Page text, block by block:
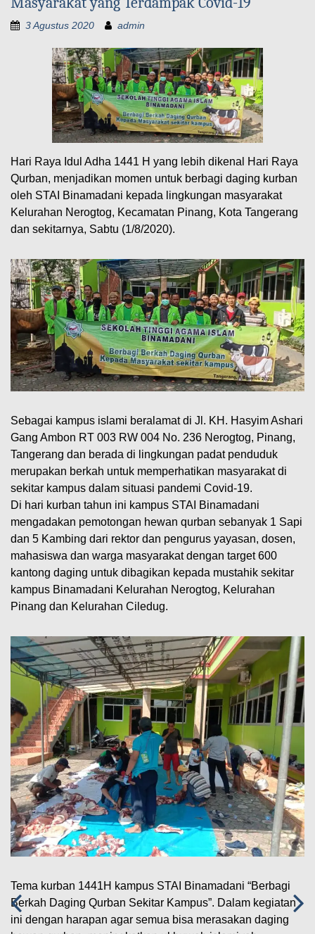
3 Agustus 2020 admin
Hari Raya Idul Adha 1441 H yang lebih dikenal Hari Raya
Qurban, menjadikan momen untuk berbagi daging kurban
oleh STAI Binamadani kepada lingkungan masyarakat
Kelurahan Nerogtog, Kecamatan Pinang, Kota Tangerang
dan sekitarnya, Sabtu (1/8/2020).
Sebagai kampus islami beralamat di Jl. KH. Hasyim Ashari
Gang Ambon RT 003 RW 004 No. 236 Nerogtog, Pinang,
Tangerang dan berada di lingkungan padat penduduk
merupakan berkah untuk memperhatikan masyarakat di
sekitar kampus dalam situasi pandemi Covid-19.
Di hari kurban tahun ini kampus STAI Binamadani
mengadakan pemotongan hewan qurban sebanyak 1 Sapi
dan 5 Kambing dari rektor dan pengurus yayasan, dosen,
mahasiswa dan warga masyarakat dengan target 600
kantong daging untuk dibagikan kepada mustahik sekitar
kampus Binamadani Kelurahan Nerogtog, Kelurahan
Pinang dan Kelurahan Ciledug.
Tema kurban 1441H kampus STAI Binamadani “Berbagi
Berkah Daging Qurban Sekitar Kampus”. Dalam kegiatan
ini dengan harapan agar semua bisa merasakan daging